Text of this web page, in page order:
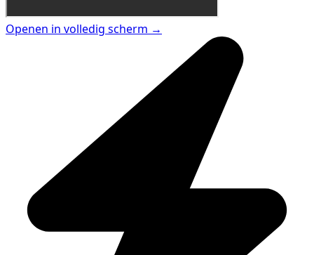
Openen in volledig scherm →